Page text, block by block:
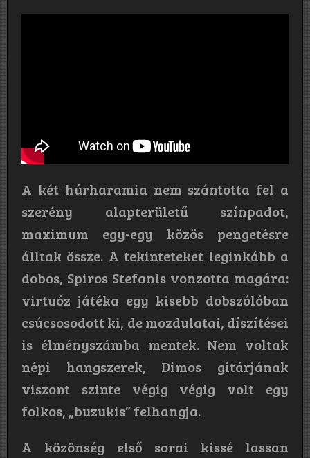
A két húrharamia nem szántotta fel a
szerény alapterületű színpadot,
maximum egy-egy közös pengetésre
álltak össze. A tekinteteket leginkább a
dobos, Spiros Stefanis vonzotta magára:
virtuóz játéka egy kisebb dobszólóban
csúcsosodott ki, de mozdulatai, díszítései
is élményszámba mentek. Nem voltak
népi hangszerek, Dimos gitárjának
viszont szinte végig végig volt egy
folkos, „buzukis” felhangja.
A közönség első sorai kissé lassan